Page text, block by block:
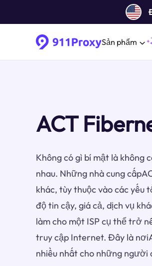
Sản phẩm
ACT
Không có gì bí mật là không
nhau. Những nhà cung
khác, tùy thuộc vào các yếu
độ tin cậy, giá cả, dịch vụ
làm cho một ISP cụ thể trở
truy cập Internet. Đây là
nhiều nhất cho những người